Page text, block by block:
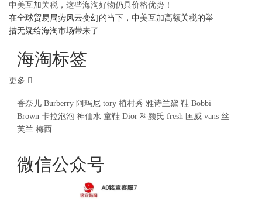
中美互加关税，这些海淘好物仍具价格优势！
在全球贸易局势风云变幻的当下，中美互加高额关税的举
措无疑给海淘市场带来了..
海淘标签
更多
香奈儿 Burberry 阿玛尼 tory 植村秀 雅诗兰黛 鞋 Bobbi
Brown 卡拉泡泡 神仙水 童鞋 Dior 科颜氏 fresh 匡威 vans 丝
芙兰 梅西
微信公众号